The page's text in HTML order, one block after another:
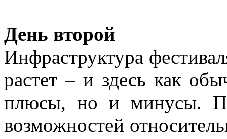
День второй
Инфраструктура
растет – и здесь как
плюсы, но и минусы.
возможностей